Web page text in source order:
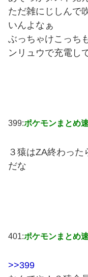
ただ雑にじしんで
いんよなぁ
ぶっちゃけこっち
ンリュウで充電し
399:ポケモンまとめ
３猿はZA終わっ
だな
401:ポケモンまとめ
>>399